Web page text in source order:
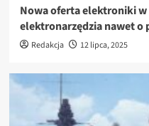
Nowa oferta elektroniki
elektronarzędzia nawet o
Redakcja 12 lipca, 2025